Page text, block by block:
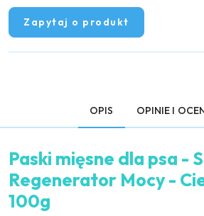
Zapytaj o produkt
OPIS OPINIE I
Paski mięsne dla psa -
Regenerator Mocy -
100g